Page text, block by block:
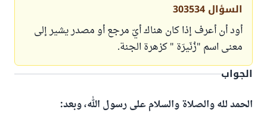
السؤال 303534
أود أن أعرف إذا كان هناك أيّ مرجع أو مصدر يشير إلى
معنى اسم "زُنَيرَة " كزهرة الجنة.
الجواب
الحمد لله والصلاة والسلام على رسول الله، وبعد: